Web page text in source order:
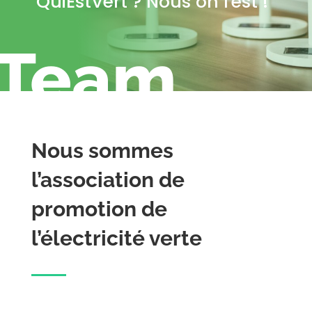
Nous sommes
l’association de
promotion de
l’électricité verte